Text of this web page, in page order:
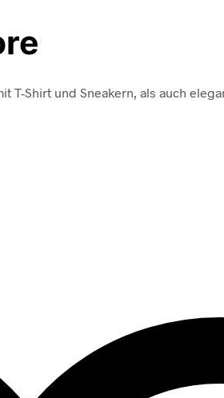
T-Shirt und Sneakern, als auch